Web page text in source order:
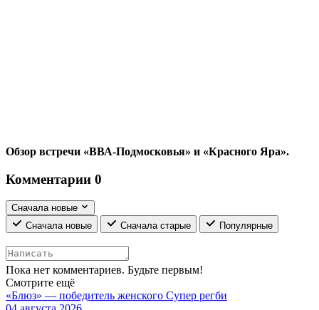
Обзор встречи «ВВА-Подмосковья» и «Красного Яра».
Комментарии 0
Сначала новые
Сначала новые
Сначала старые Популярные
Пока нет комментариев. Будьте первым!
Смотрите ещё
«Блюз» — победитель женского Супер регби